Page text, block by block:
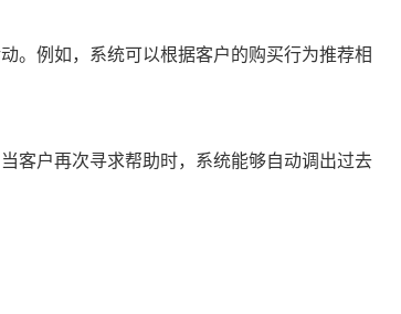
。例如，系统可以根据客户的购买行为推荐相
客户再次寻求帮助时，系统能够自动调出过去